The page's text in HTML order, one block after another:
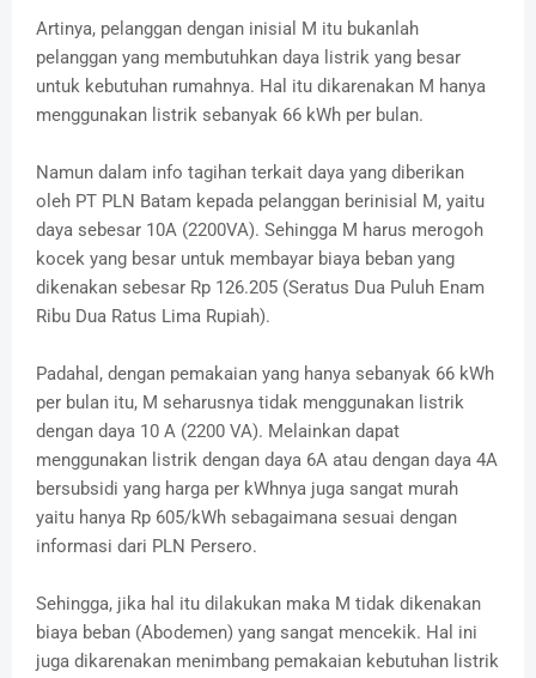
Artinya, pelanggan dengan inisial M itu bukanlah
pelanggan yang membutuhkan daya listrik yang besar
untuk kebutuhan rumahnya. Hal itu dikarenakan M hanya
menggunakan listrik sebanyak 66 kWh per bulan.
Namun dalam info tagihan terkait daya yang diberikan
oleh PT PLN Batam kepada pelanggan berinisial M, yaitu
daya sebesar 10A (2200VA). Sehingga M harus merogoh
kocek yang besar untuk membayar biaya beban yang
dikenakan sebesar Rp 126.205 (Seratus Dua Puluh Enam
Ribu Dua Ratus Lima Rupiah).
Padahal, dengan pemakaian yang hanya sebanyak 66 kWh
per bulan itu, M seharusnya tidak menggunakan listrik
dengan daya 10 A (2200 VA). Melainkan dapat
menggunakan listrik dengan daya 6A atau dengan daya 4A
bersubsidi yang harga per kWhnya juga sangat murah
yaitu hanya Rp 605/kWh sebagaimana sesuai dengan
informasi dari PLN Persero.
Sehingga, jika hal itu dilakukan maka M tidak dikenakan
biaya beban (Abodemen) yang sangat mencekik. Hal ini
juga dikarenakan menimbang pemakaian kebutuhan listrik